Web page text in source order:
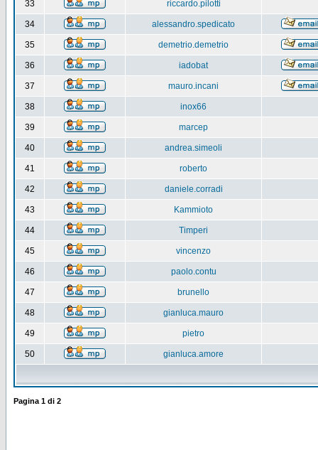
33 riccardo.pilotti
34 alessandro.spedicato
35 demetrio.demetrio
36 iadobat
37 mauro.incani
38 inox66
39 marcep
40 andrea.simeoli
41 roberto
42 daniele.corradi
43 Kammioto
44 Timperi
45 vincenzo
46 paolo.contu
47 brunello
48 gianluca.mauro
49 pietro
50 gianluca.amore
Pagina 1 di 2